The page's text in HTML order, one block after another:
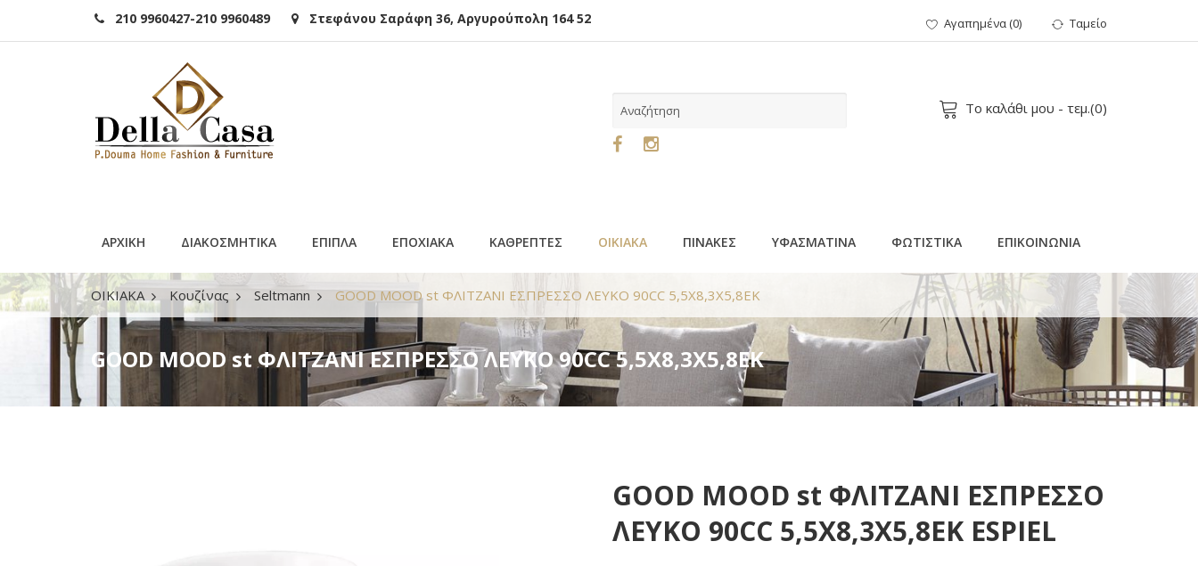
210 9960427-210 9960489 Στεφάνου Σαράφη 36, Αργυρούπολη 164 52 Αγαπημένα(0) Ταμείο
Το καλάθι μου - τεμ.(0)
ΑΡΧΙΚΗ ΔΙΑΚΟΣΜΗΤΙΚΑ ΕΠΙΠΛΑ ΕΠΟΧΙΑΚΑ ΚΑΘΡΕΠΤΕΣ ΟΙΚΙΑΚΑ ΠΙΝΑΚΕΣ ΥΦΑΣΜΑΤΙΝΑ ΦΩΤΙΣΤΙΚΑ ΕΠΙΚΟΙΝΩΝΙΑ
ΟΙΚΙΑΚΑ Κουζίνας Seltmann GOOD MOOD st ΦΛΙΤΖΑΝΙ ΕΣΠΡΕΣΣΟ ΛΕΥΚΟ 90CC 5,5X8,3X5,8EK
GOOD MOOD st ΦΛΙΤΖΑΝΙ ΕΣΠΡΕΣΣΟ ΛΕΥΚΟ 90CC 5,5X8,3X5,8EK
GOOD MOOD st ΦΛΙΤΖΑΝΙ ΕΣΠΡΕΣΣΟ
ΛΕΥΚΟ 90CC 5,5X8,3X5,8EK ESPIEL